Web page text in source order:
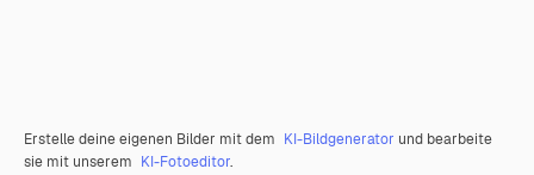
Erstelle deine eigenen Bilder mit dem KI-Bildgenerator und bearbeite
sie mit unserem KI-Fotoeditor.